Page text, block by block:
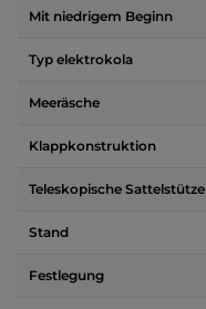
Mit niedrigem Beginn
Typ elektrokola
Meeräsche
Klappkonstruktion
Teleskopische Sattelstütze
Stand
Festlegung